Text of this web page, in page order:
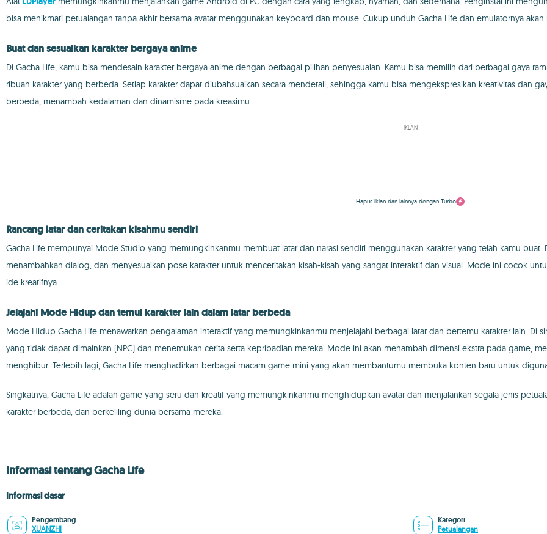
bisa menikmati petualangan tanpa akhir bersama avatar menggunakan keyboard dan mouse. Cukup unduh Gacha Life dan emulatornya
Buat dan sesuaikan karakter bergaya anime
Di Gacha Life, kamu bisa mendesain karakter bergaya anime dengan berbagai pilihan penyesuaian. Kamu bisa memilih dari berbagai gaya
ribuan karakter yang berbeda. Setiap karakter dapat diubahsuaikan secara mendetail, sehingga kamu bisa mengekspresikan kreativitas dan
berbeda, menambah kedalaman dan dinamisme pada kreasimu.
IKLAN
Hapus iklan dan lainnya dengan Turbo
Rancang latar dan ceritakan kisahmu sendiri
Gacha Life mempunyai Mode Studio yang memungkinkanmu membuat latar dan narasi sendiri menggunakan karakter yang telah kamu
menambahkan dialog, dan menyesuaikan pose karakter untuk menceritakan kisah-kisah yang sangat interaktif dan visual. Mode ini cocok
ide kreatifnya.
Jelajahi Mode Hidup dan temui karakter lain dalam latar berbeda
Mode Hidup Gacha Life menawarkan pengalaman interaktif yang memungkinkanmu menjelajahi berbagai latar dan bertemu karakter lain. Di
yang tidak dapat dimainkan (NPC) dan menemukan cerita serta kepribadian mereka. Mode ini akan menambah dimensi ekstra pada game,
menghibur. Terlebih lagi, Gacha Life menghadirkan berbagai macam game mini yang akan membantumu membuka konten baru untuk
Singkatnya, Gacha Life adalah game yang seru dan kreatif yang memungkinkanmu menghidupkan avatar dan menjalankan segala jenis
karakter berbeda, dan berkeliling dunia bersama mereka.
Informasi tentang Gacha Life
Informasi dasar
Pengembang
XUANZHI
Kategori
Petualangan